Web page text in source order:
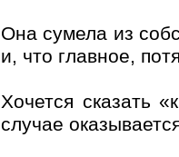
Она сумела из
и, что главное,
Хочется сказать
случае